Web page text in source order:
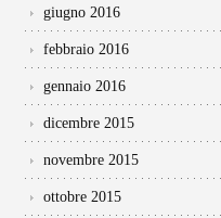
giugno 2016
febbraio 2016
gennaio 2016
dicembre 2015
novembre 2015
ottobre 2015